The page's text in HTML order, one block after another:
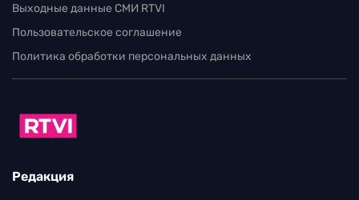
Выходные данные СМИ RTVI
Пользовательское соглашение
Политика обработки персональных данных
Редакция